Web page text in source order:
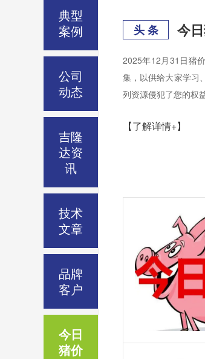
头 条 今
2025年12月31日猪
集，以供给大家学习
列资源侵犯了您的权
【了解详情+】
典型
案例
公司
动态
吉隆
达资
讯
技术
文章
品牌
客户
今日
猪价